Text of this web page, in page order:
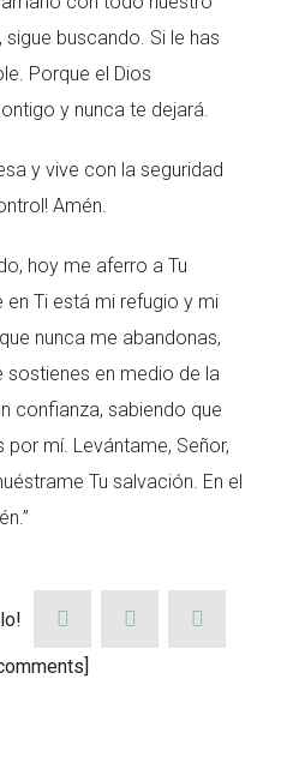
buscando. Si le has
Porque el Dios
y nunca te dejará.
y vive con la seguridad
Amén.
hoy me aferro a Tu
Ti está mi refugio y mi
nunca me abandonas,
sostienes en medio de la
confianza, sabiendo que
por mí. Levántame, Señor,
Tu salvación. En el